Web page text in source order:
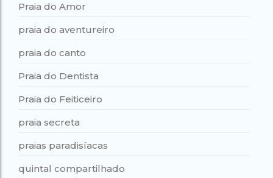
Praia do Amor
praia do aventureiro
praia do canto
Praia do Dentista
Praia do Feiticeiro
praia secreta
praias paradisíacas
quintal compartilhado